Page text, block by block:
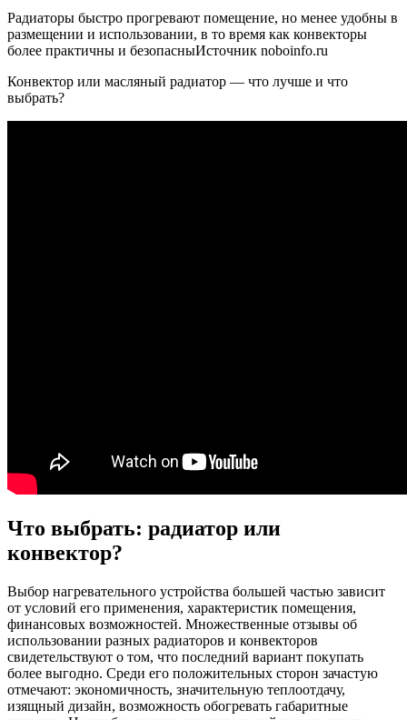
Радиаторы быстро прогревают помещение, но менее удобны в
размещении и использовании, в то время как конвекторы
более практичны и безопасныИсточник noboinfo.ru
Конвектор или масляный радиатор — что лучше и что
выбрать?
Что выбрать: радиатор или
конвектор?
Выбор нагревательного устройства большей частью зависит
от условий его применения, характеристик помещения,
финансовых возможностей. Множественные отзывы об
использовании разных радиаторов и конвекторов
свидетельствуют о том, что последний вариант покупать
более выгодно. Среди его положительных сторон зачастую
отмечают: экономичность, значительную теплоотдачу,
изящный дизайн, возможность обогревать габаритные